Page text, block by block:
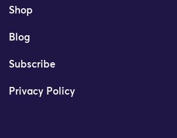
Shop
Blog
Subscribe
Privacy Policy